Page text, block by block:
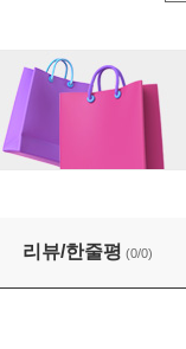
리뷰/한줄평 (0/0)